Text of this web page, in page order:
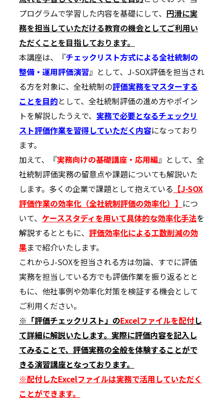
プログラムで学習した内容を基礎にして、 円滑に実
務を担当していただける教育の機会としてご利用い
ただくことを目指しております。
本講座は、『チェックリスト方式による全社統制の
整備・運用評価演習』として、J-SOX評価を担当され
る方を対象に、全社統制の評価実務をマスターする
ことを目的として、全社統制評価の進め方やポイン
トを解説したうえで、 実務で必要となるチェックリ
スト評価作業を習得していただく内容になっており
ます。
加えて、『実務向けの基礎講座・応用編』として、全
社統制評価実務の留意点や課題についても解説いた
します。多くの企業で課題として抱えている 【J-SOX
評価作業の効率化（全社統制評価の効率化）】 につ
いて、 ケーススタディを用いて具体的な効率化手法を
解説するとともに、 評価効率化による工数削減の効
果まで紹介いたします。
これからJ-SOXを担当される方は勿論、すでに評価
実務を担当している方でも評価作業を振り返るとと
もに、他社事例や効率化対策を検証する機会として
ご利用ください。
※「評価チェックリスト」のExcelファイルを配付し
て詳細に解説いたします。実際に評価内容を記入し
てみることで、評価実務の全般を体験することがで
きる演習講座となっております。
※配付したExcelファイルは実務で活用していただく
ことができます。